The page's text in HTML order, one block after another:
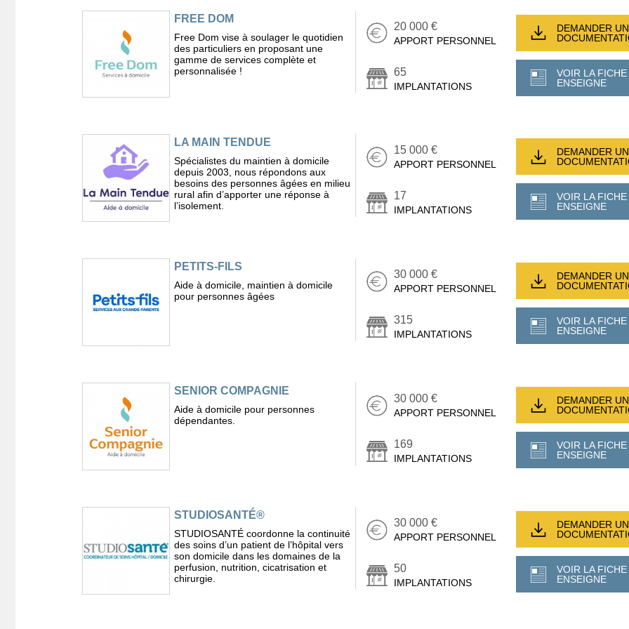
FREE DOM
Free Dom vise à soulager le quotidien
des particuliers en proposant une
gamme de services complète et
personnalisée !
20 000 €
APPORT PERSONNEL
65
IMPLANTATIONS
DEMANDER
VOIR LA FICHE
ENSEIGNE
LA MAIN TENDUE
Spécialistes du maintien à domicile
depuis 2003, nous répondons aux
besoins des personnes âgées en milieu
rural afin d’apporter une réponse à
l’isolement.
15 000 €
APPORT PERSONNEL
17
IMPLANTATIONS
DEMANDER
VOIR LA FICHE
ENSEIGNE
PETITS-FILS
Aide à domicile, maintien à domicile
pour personnes âgées
30 000 €
APPORT PERSONNEL
315
IMPLANTATIONS
DEMANDER
VOIR LA FICHE
ENSEIGNE
SENIOR COMPAGNIE
Aide à domicile pour personnes
dépendantes.
30 000 €
APPORT PERSONNEL
169
IMPLANTATIONS
DEMANDER
VOIR LA FICHE
ENSEIGNE
STUDIOSANTÉ®
STUDIOSANTÉ coordonne la continuité
des soins d’un patient de l’hôpital vers
son domicile dans les domaines de la
perfusion, nutrition, cicatrisation et
chirurgie.
30 000 €
APPORT PERSONNEL
50
IMPLANTATIONS
DEMANDER
VOIR LA FICHE
ENSEIGNE